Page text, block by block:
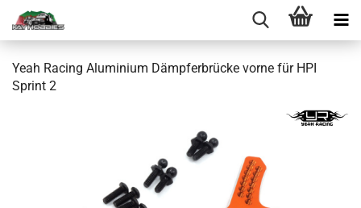
Yeah Racing Aluminium Dämpferbrücke vorne für HPI
Sprint 2